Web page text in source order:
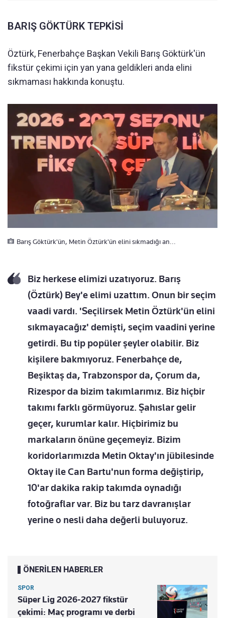
BARIŞ GÖKTÜRK TEPKİSİ
Öztürk, Fenerbahçe Başkan Vekili Barış Göktürk'ün
fikstür çekimi için yan yana geldikleri anda elini
sıkmaması hakkında konuştu.
Barış Göktürk'ün, Metin Öztürk'ün elini sıkmadığı an...
Biz herkese elimizi uzatıyoruz. Barış
(Öztürk) Bey'e elimi uzattım. Onun bir seçim
vaadi vardı. 'Seçilirsek Metin Öztürk'ün elini
sıkmayacağız' demişti, seçim vaadini yerine
getirdi. Bu tip popüler şeyler olabilir. Biz
kişilere bakmıyoruz. Fenerbahçe de,
Beşiktaş da, Trabzonspor da, Çorum da,
Rizespor da bizim takımlarımız. Biz hiçbir
takımı farklı görmüyoruz. Şahıslar gelir
geçer, kurumlar kalır. Hiçbirimiz bu
markaların önüne geçemeyiz. Bizim
koridorlarımızda Metin Oktay'ın jübilesinde
Oktay ile Can Bartu'nun forma değiştirip,
10'ar dakika rakip takımda oynadığı
fotoğraflar var. Biz bu tarz davranışlar
yerine o nesli daha değerli buluyoruz.
ÖNERİLEN HABERLER
SPOR
Süper Lig 2026-2027 fikstür
çekimi: Maç programı ve derbi